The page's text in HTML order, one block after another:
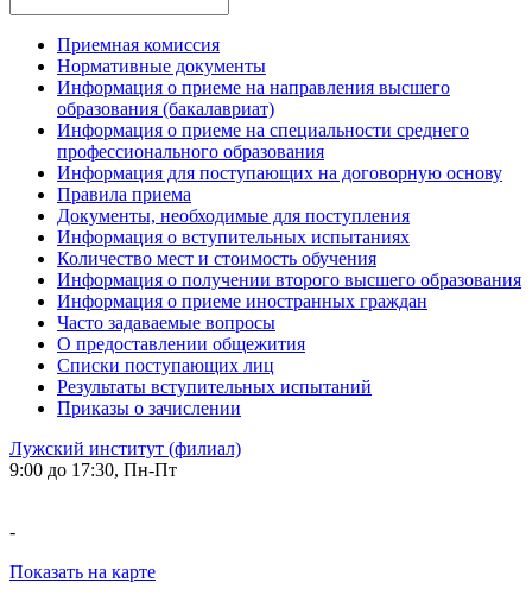
Приемная комиссия
Нормативные документы
Информация о приеме на направления высшего
образования (бакалавриат)
Информация о приеме на специальности среднего
профессионального образования
Информация для поступающих на договорную основу
Правила приема
Документы, необходимые для поступления
Информация о вступительных испытаниях
Количество мест и стоимость обучения
Информация о получении второго высшего образования
Информация о приеме иностранных граждан
Часто задаваемые вопросы
О предоставлении общежития
Списки поступающих лиц
Результаты вступительных испытаний
Приказы о зачислении
Лужский институт (филиал)
9:00 до 17:30, Пн-Пт
-
Показать на карте